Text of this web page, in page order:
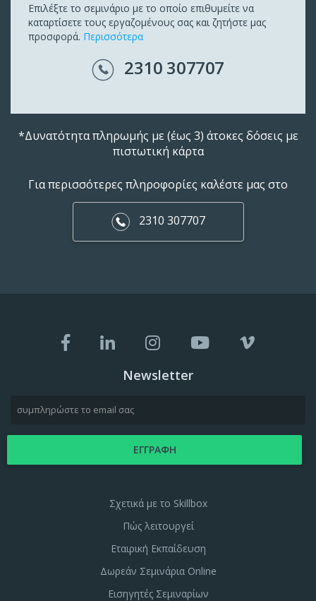
Επιλέξτε το σεμινάριο με το οποίο επιθυμείτε να
καταρτίσετε τους εργαζομένους σας και ζητήστε μας
προσφορά. Περισσότερα
2310 307707
*Δυνατότητα πληρωμής με (έως 3) άτοκες δόσεις με
πιστωτική κάρτα
Για περισσότερες πληροφορίες καλέστε μας στο
2310 307707
Newsletter
Σχετικά με το Skillbox
Πώς λειτουργεί
Εταιρική Εκπαίδευση
Δωρεάν Σεμινάρια Online
Εισηγητές Σεμιναρίων